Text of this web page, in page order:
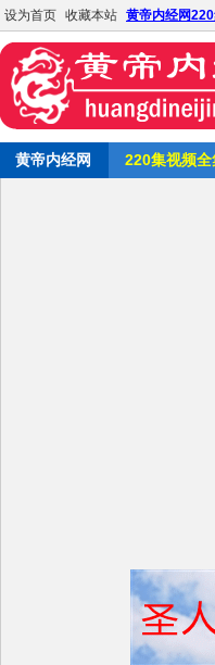
设为首页 收藏本站 黄帝内经网
黄帝内经网 220集视频全